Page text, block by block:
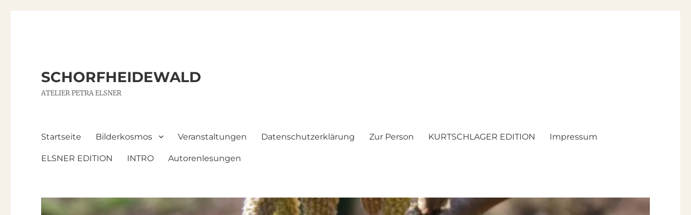
SCHORFHEIDEWALD
ATELIER PETRA ELSNER
Startseite Bilderkosmos Veranstaltungen Datenschutzerklärung Zur Person KURTSCHLAGER EDITION Impressum
ELSNER EDITION INTRO Autorenlesungen